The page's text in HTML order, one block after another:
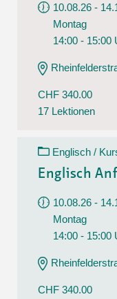
10.08.26 -
Montag
14:00 - 15:00
CHF 340.00
17 Lektionen
Englisch /
Englisch
10.08.26 -
Montag
14:00 - 15:00
CHF 340.00